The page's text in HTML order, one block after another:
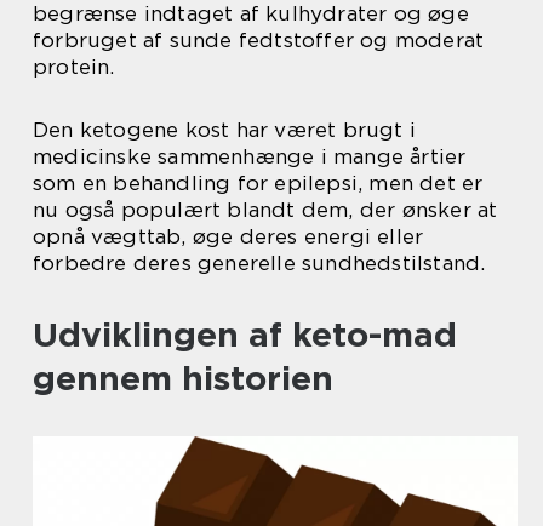
begrænse indtaget af kulhydrater og øge
forbruget af sunde fedtstoffer og moderat
protein.
Den ketogene kost har været brugt i
medicinske sammenhænge i mange årtier
som en behandling for epilepsi, men det er
nu også populært blandt dem, der ønsker at
opnå vægttab, øge deres energi eller
forbedre deres generelle sundhedstilstand.
Udviklingen af keto-mad
gennem historien